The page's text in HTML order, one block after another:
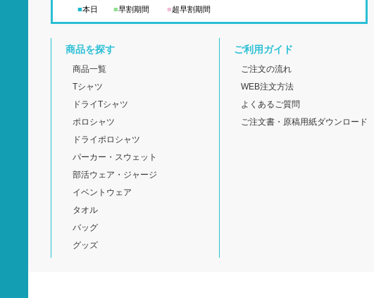
■本日 ■早割期間 ■超早割期間
商品を探す
商品一覧
Tシャツ
ドライTシャツ
ポロシャツ
ドライポロシャツ
パーカー・スウェット
部活ウェア・ジャージ
イベントウェア
タオル
バッグ
グッズ
ご利用ガイド
ご注文の流れ
WEB注文方法
よくあるご質問
ご注文書・原稿用紙ダウンロード